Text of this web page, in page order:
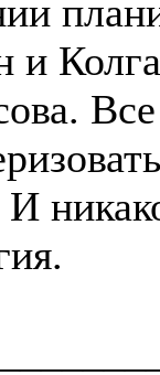
и